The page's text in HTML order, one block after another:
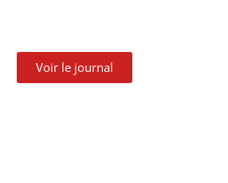
Voir le journal